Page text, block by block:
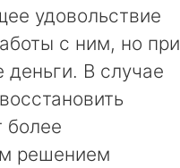
удовольствие
с ним, но при
деньги. В случае
более
решением